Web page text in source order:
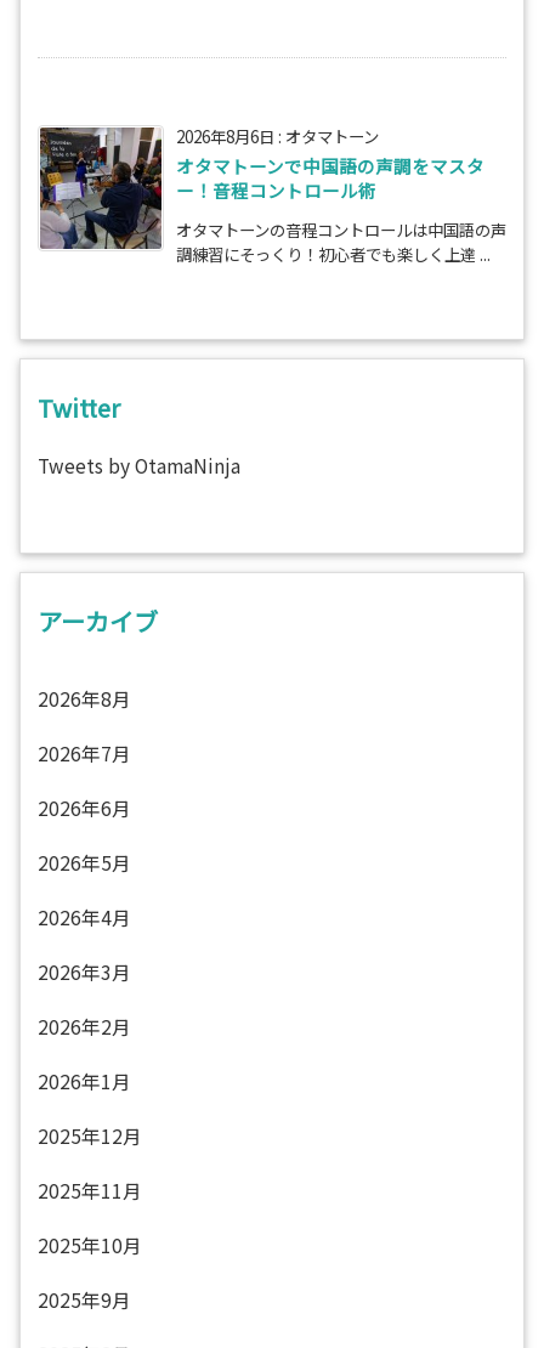
2026年8月6日 : オタマトーン
オタマトーンで中国語の声調をマスタ
ー！音程コントロール術
オタマトーンの音程コントロールは中国語の声
調練習にそっくり！初心者でも楽しく上達 ...
Twitter
Tweets by OtamaNinja
アーカイブ
2026年8月
2026年7月
2026年6月
2026年5月
2026年4月
2026年3月
2026年2月
2026年1月
2025年12月
2025年11月
2025年10月
2025年9月